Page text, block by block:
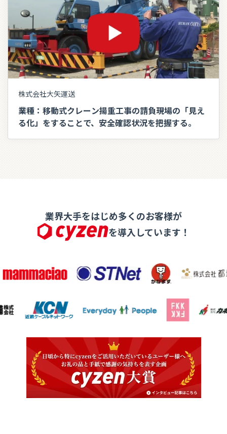
株式会社大矢運送
業種：移動式クレーン揚重工事の請負現場の「見え
る化」をすることで、安全確認状況を把握する。
業界大手をはじめ多くのお客様が
を導入しています！